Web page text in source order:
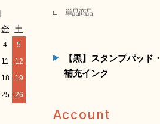
金 土
4
5
11
12
18
19
25
26
単品商品
【黒】スタンプパッド・
補充インク
Account